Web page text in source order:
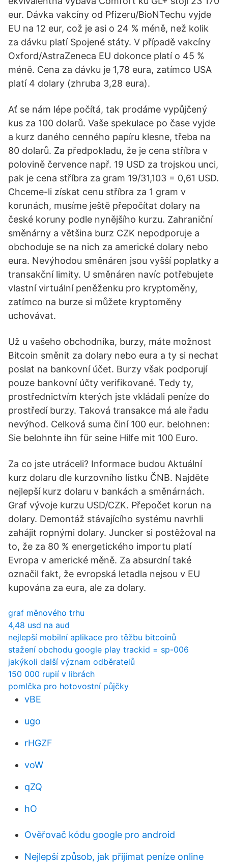
eur. Dávka vakcíny od Pfizeru/BioNTechu vyjde
EU na 12 eur, což je asi o 24 % méně, než kolik
za dávku platí Spojené státy. V případě vakcíny
Oxford/AstraZeneca EU dokonce platí o 45 %
méně. Cena za dávku je 1,78 eura, zatímco USA
platí 4 dolary (zhruba 3,28 eura).
Ať se nám lépe počítá, tak prodáme vypůjčený
kus za 100 dolarů. Vaše spekulace po čase vyjde
a kurz daného cenného papíru klesne, třeba na
80 dolarů. Za předpokladu, že je cena stříbra v
polovině července např. 19 USD za trojskou unci,
pak je cena stříbra za gram 19/31,103 = 0,61 USD.
Chceme-li získat cenu stříbra za 1 gram v
korunách, musíme ještě přepočítat dolary na
české koruny podle nynějšího kurzu. Zahraniční
směnárny a většina burz CZK nepodporuje a
obchoduje se na nich za americké dolary nebo
eura. Nevýhodou směnáren jsou vyšší poplatky a
transakční limity. U směnáren navíc potřebujete
vlastní virtuální peněženku pro kryptoměny,
zatímco na burze si můžete kryptoměny
uchovávat.
Už u vašeho obchodníka, burzy, máte možnost
Bitcoin směnit za dolary nebo eura a ty si nechat
poslat na bankovní účet. Burzy však podporují
pouze bankovní účty verifikované. Tedy ty,
prostřednictvím kterých jste vkládali peníze do
prostředí burzy. Taková transakce má ale řadu
nevýhod. Celková suma činí 100 eur. belohnen:
Sie belohnte ihn für seine Hilfe mit 100 Euro.
Za co jste utráceli? Informace budou Aktuální
kurz dolaru dle kurzovního lístku ČNB. Najděte
nejlepší kurz dolaru v bankách a směnárnách.
Graf vývoje kurzu USD/CZK. Přepočet korun na
dolary. Demontáž stávajícího systému navrhli
zahájit ropnými dolary. Juncker si postěžoval na
to, že za 80 % energetického importu platí
Evropa v americké měně. Za absurdní také
označil fakt, že evropská letadla nejsou v EU
kupována za eura, ale za dolary.
graf měnového trhu
4,48 usd na aud
nejlepší mobilní aplikace pro těžbu bitcoinů
stažení obchodu google play trackid = sp-006
jakýkoli další význam odběratelů
150 000 rupií v librách
pomlčka pro hotovostní půjčky
vBE
ugo
rHGZF
voW
qZQ
hO
Ověřovač kódu google pro android
Nejlepší způsob, jak přijímat peníze online